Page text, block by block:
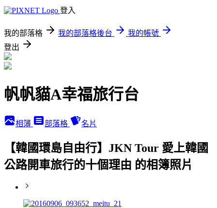
登入
我的部落格 我的部落格後台
我的帳號
登出
帆帆貓A幸福旅行台
相簿 部落格 名片
【韓國環島自由行】JKN Tour 愛上韓國
公路開車旅行的十個理由 的相簿照片